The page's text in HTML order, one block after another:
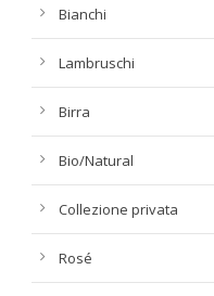
Bianchi
Lambruschi
Birra
Bio/Natural
Collezione privata
Rosé